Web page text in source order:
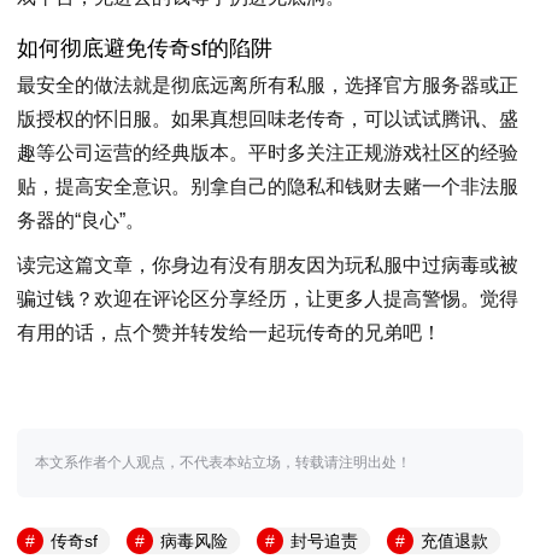
如何彻底避免传奇sf的陷阱
最安全的做法就是彻底远离所有私服，选择官方服务器或正
版授权的怀旧服。如果真想回味老传奇，可以试试腾讯、盛
趣等公司运营的经典版本。平时多关注正规游戏社区的经验
贴，提高安全意识。别拿自己的隐私和钱财去赌一个非法服
务器的“良心”。
读完这篇文章，你身边有没有朋友因为玩私服中过病毒或被
骗过钱？欢迎在评论区分享经历，让更多人提高警惕。觉得
有用的话，点个赞并转发给一起玩传奇的兄弟吧！
本文系作者个人观点，不代表本站立场，转载请注明出处！
传奇sf 病毒风险 封号追责
充值退款